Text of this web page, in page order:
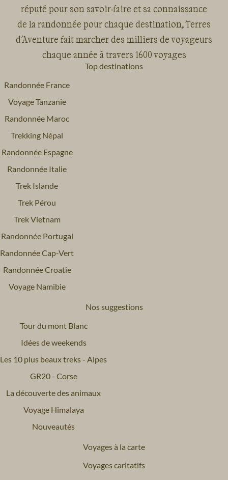
réputé pour son savoir-faire et sa connaissance
de la randonnée pour chaque destination, Terres
d'Aventure fait marcher des milliers de voyageurs
chaque année à travers 1600 voyages
Top destinations
Randonnée France
Voyage Tanzanie
Randonnée Maroc
Trekking Népal
Randonnée Espagne
Randonnée Italie
Trek Islande
Trek Pérou
Trek Vietnam
Randonnée Portugal
Randonnée Cap-Vert
Randonnée Croatie
Voyage Namibie
Nos suggestions
Tour du mont Blanc
Idées de weekends
Les 10 plus beaux treks - Alpes
GR20 - Corse
La découverte des animaux
Voyage Himalaya
Nouveautés
Voyages à la carte
Voyages caritatifs